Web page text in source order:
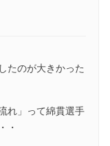
たのが大きかった
れ」って綿貫選手
・